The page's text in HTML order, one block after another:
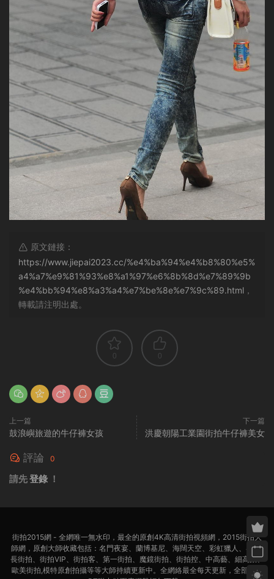
原文鏈接：
https://www.jiepai2023.cc/%e4%ba%94%e4%b8%80%e5%
a4%a7%e9%81%93%e8%a1%97%e6%8b%8d%e7%89%9b
%e4%bb%94%e8%a3%a4%e7%be%8e%e7%9c%89.html ，
轉載請注明出處。
0 0
上一篇
鼓浪嶼旅遊的牛仔褲女孩
下一篇
洪慶朝陽工業園街拍牛仔褲美女
評論 0
請先登錄 ！
街拍2015網 - 全網唯一無水印，最全的原創4K高清街拍視頻網，2015街拍大
師網，原創大師收藏包括：名門夜宴、蘭博基尼、海闊天空、彩虹獵人、4K超
長街拍、街拍VIP、街拍客、第一街拍、魔鏡街拍、街拍控、中高藝、細高跟、
歐美街拍,模特原創拍攝等等大師持續更新中。全網絡最全每天更新，全部迅雷